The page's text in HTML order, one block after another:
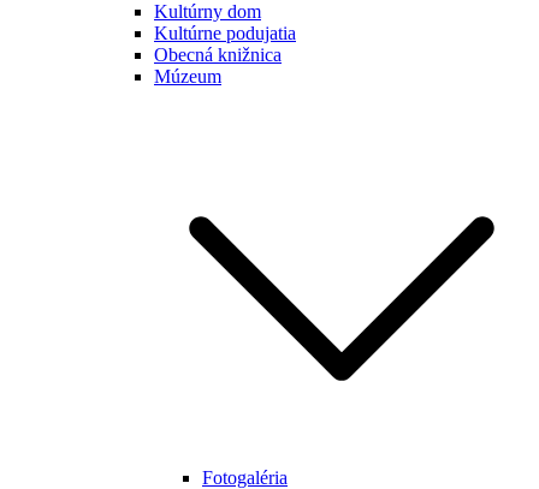
Kultúrny dom
Kultúrne podujatia
Obecná knižnica
Múzeum
Fotogaléria